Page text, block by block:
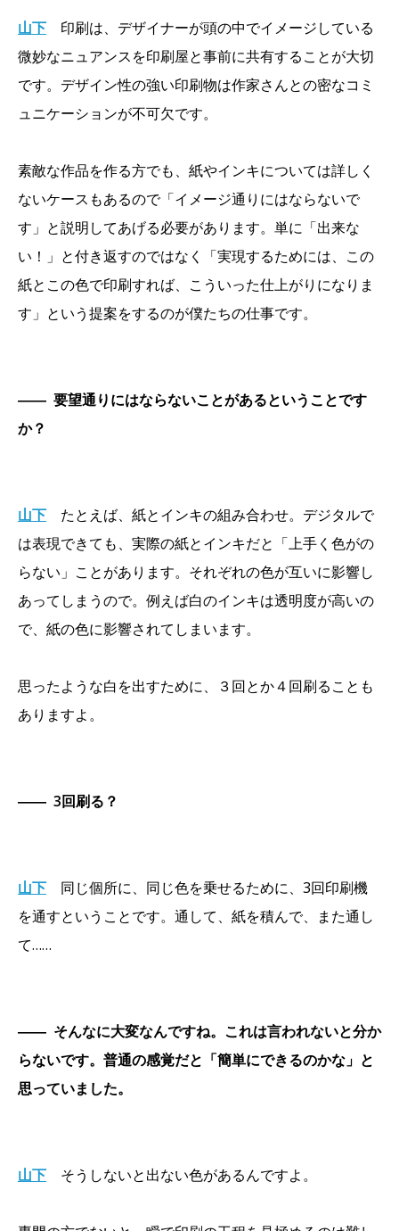
山下
印刷は、デザイナーが頭の中でイメージしている
微妙なニュアンスを印刷屋と事前に共有することが大切
です。デザイン性の強い印刷物は作家さんとの密なコミ
ュニケーションが不可欠です。
素敵な作品を作る方でも、紙やインキについては詳しく
ないケースもあるので「イメージ通りにはならないで
す」と説明してあげる必要があります。単に「出来な
い！」と付き返すのではなく「実現するためには、この
紙とこの色で印刷すれば、こういった仕上がりになりま
す」という提案をするのが僕たちの仕事です。
―― 要望通りにはならないことがあるということです
か？
山下
たとえば、紙とインキの組み合わせ。デジタルで
は表現できても、実際の紙とインキだと「上手く色がの
らない」ことがあります。それぞれの色が互いに影響し
あってしまうので。例えば白のインキは透明度が高いの
で、紙の色に影響されてしまいます。
思ったような白を出すために、３回とか４回刷ることも
ありますよ。
―― 3回刷る？
山下
同じ個所に、同じ色を乗せるために、3回印刷機
を通すということです。通して、紙を積んで、また通し
て……
―― そんなに大変なんですね。これは言われないと分か
らないです。普通の感覚だと「簡単にできるのかな」と
思っていました。
山下 そうしないと出ない色があるんですよ。